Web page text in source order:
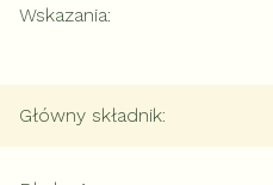
Wskazania:
Główny składnik: